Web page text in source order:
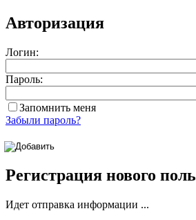
Авторизация
Логин:
Пароль:
Запомнить меня
Забыли пароль?
Регистрация нового
Идет отправка информации ...